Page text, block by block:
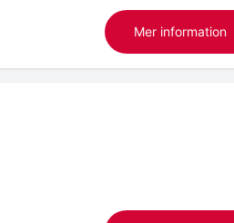
Mer information